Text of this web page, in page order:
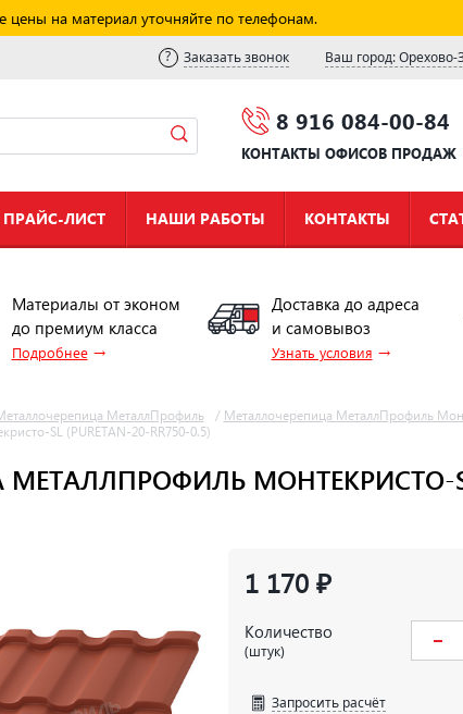
цены на материал уточняйте по телефонам.
Заказать звонок Ваш город: Орехово-
8 916 084-00-84
КОНТАКТЫ ОФИСОВ ПРОДАЖ
ПРАЙС-ЛИСТ НАШИ РАБОТЫ КОНТАКТЫ
Материалы от эконом
до премиум класса
Подробнее→
Доставка до адреса
и самовывоз
Узнать условия →
МеталлПрофиль / Металлочерепица МеталлПрофиль
SL (PURETAN-20-RR750-0.5)
МОНТЕКРИСТО-SL
1 170 ₽
Количество
(штук)
Запросить расчёт